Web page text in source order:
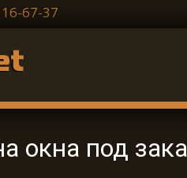
67-37
окна под